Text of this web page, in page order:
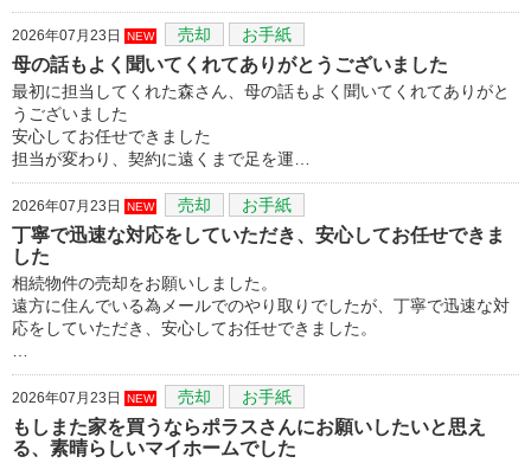
2026年07月23日 NEW 売却 お手紙
母の話もよく聞いてくれてありがとうございました
最初に担当してくれた森さん、母の話もよく聞いてくれてありがと
うございました
安心してお任せできました
担当が変わり、契約に遠くまで足を運…
2026年07月23日 NEW 売却 お手紙
丁寧で迅速な対応をしていただき、安心してお任せできま
した
相続物件の売却をお願いしました。
遠方に住んでいる為メールでのやり取りでしたが、丁寧で迅速な対
応をしていただき、安心してお任せできました。
2026年07月23日 NEW 売却 お手紙
もしまた家を買うならポラスさんにお願いしたいと思え
る、素晴らしいマイホームでした